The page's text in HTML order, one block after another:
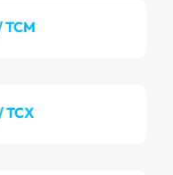
TCM
TCX